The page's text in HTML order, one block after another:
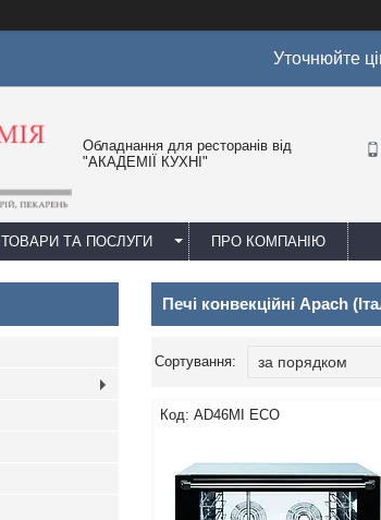
Уточнюйте
Обладнання для ресторанів від
"АКАДЕМІЇ КУХНІ"
ТОВАРИ ТА ПОСЛУГИ ПРО КОМПАНІЮ
Печі конвекційні Apach
AD46MI ECO